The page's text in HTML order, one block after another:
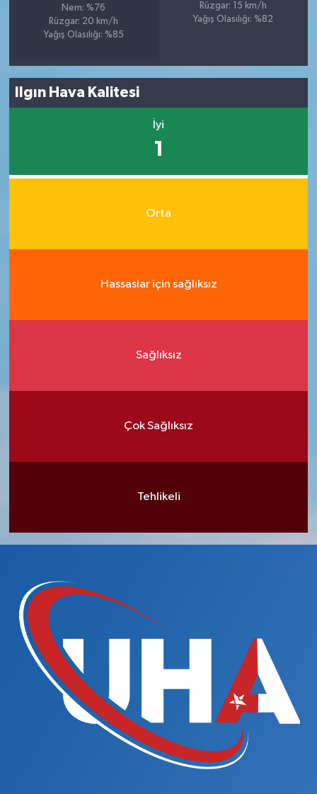
Nem: %76
Rüzgar: 20 km/h
Yağış Olasılığı: %85
Rüzgar: 15 km/h
Yağış Olasılığı: %82
Ilgın Hava Kalitesi
İyi
1
Orta
Hassaslar için sağlıksız
Sağlıksız
Çok Sağlıksız
Tehlikeli